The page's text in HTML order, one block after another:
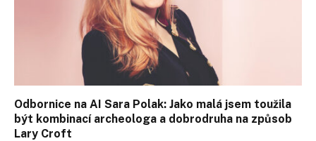
Odbornice na AI Sara Polak: Jako malá jsem toužila
být kombinací archeologa a dobrodruha na způsob
Lary Croft